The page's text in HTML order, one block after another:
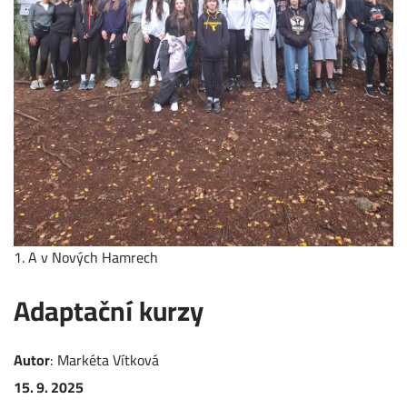
1. A v Nových Hamrech
Adaptační kurzy
Autor: MarkétaVítková
15. 9. 2025